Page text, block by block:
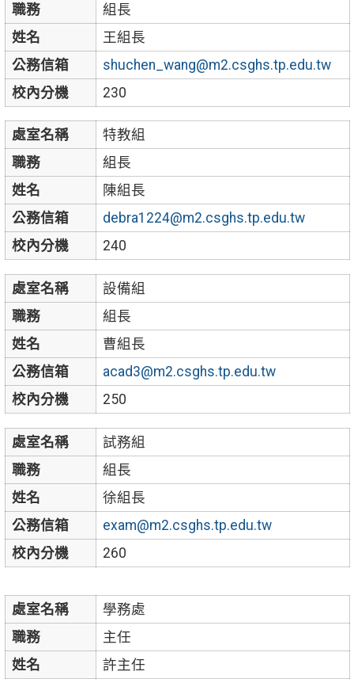
職務
組長
姓名
王組長
公務信箱
shuchen_wang@m2.csghs.tp.edu.tw
校內分機
230
處室名稱
特教組
職務
組長
姓名
陳組長
公務信箱
debra1224@m2.csghs.tp.edu.tw
校內分機
240
處室名稱
設備組
職務
組長
姓名
曹組長
公務信箱
acad3@m2.csghs.tp.edu.tw
校內分機
250
處室名稱
試務組
職務
組長
姓名
徐組長
公務信箱
exam@m2.csghs.tp.edu.tw
校內分機
260
處室名稱
學務處
職務
主任
姓名
許主任